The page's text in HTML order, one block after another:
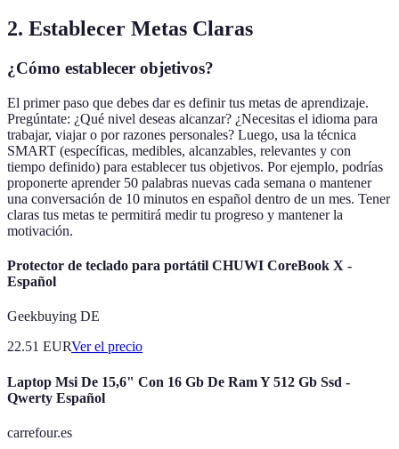
2. Establecer Metas Claras
¿Cómo establecer objetivos?
El primer paso que debes dar es definir tus metas de aprendizaje.
Pregúntate: ¿Qué nivel deseas alcanzar? ¿Necesitas el idioma para
trabajar, viajar o por razones personales? Luego, usa la técnica
SMART (específicas, medibles, alcanzables, relevantes y con
tiempo definido) para establecer tus objetivos. Por ejemplo, podrías
proponerte aprender 50 palabras nuevas cada semana o mantener
una conversación de 10 minutos en español dentro de un mes. Tener
claras tus metas te permitirá medir tu progreso y mantener la
motivación.
Protector de teclado para portátil CHUWI CoreBook X -
Español
Geekbuying DE
22.51 EURVer el precio
Laptop Msi De 15,6" Con 16 Gb De Ram Y 512 Gb Ssd -
Qwerty Español
carrefour.es